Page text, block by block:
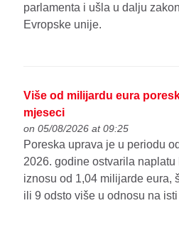
parlamenta i ušla u dalju
Evropske unije.
Više od milijardu eura
mjeseci
on 05/08/2026 at 09:25
Poreska uprava je u periodu
2026. godine ostvarila
iznosu od 1,04 milijarde eura,
ili 9 odsto više u odnosu na